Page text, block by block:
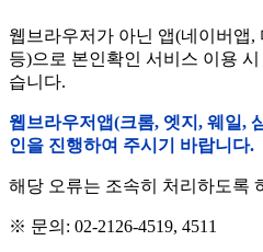
웹브라우저가 아닌 앱(네이버앱,
등)으로 본인확인 서비스 이용
습니다.
웹브라우저앱(크롬, 엣지, 웨일,
인을 진행하여 주시기 바랍니다.
해당 오류는 조속히 처리하도록
※ 문의: 02-2126-4519, 4511